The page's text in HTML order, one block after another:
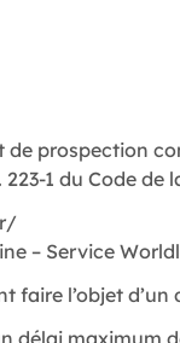
prospection
1 du Code
– Service
l’objet
délai